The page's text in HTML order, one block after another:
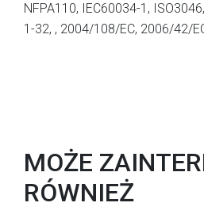
NFPA110, IEC60034-1,
1-32, , 2004/108/EC, 2006/42/
MOŻE
RÓWNIEŻ